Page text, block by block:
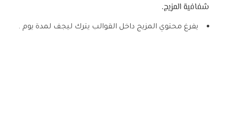
شفافية المزيج.
يفرغ محتوي المزيج داخل القوالب يترك ليجف لمدة يوم .